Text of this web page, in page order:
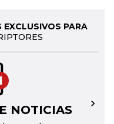
PARA
NOTICIAS →